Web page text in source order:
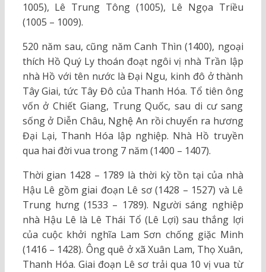
1005), Lê Trung Tông (1005), Lê Ngọa Triều
(1005 – 1009).
520 năm sau, cũng năm Canh Thìn (1400), ngoại
thích Hồ Quý Ly thoán đoạt ngôi vị nhà Trần lập
nhà Hồ với tên nước là Đại Ngu, kinh đô ở thành
Tây Giai, tức Tây Đô của Thanh Hóa. Tổ tiên ông
vốn ở Chiết Giang, Trung Quốc, sau di cư sang
sống ở Diễn Châu, Nghệ An rồi chuyển ra hương
Đại Lại, Thanh Hóa lập nghiệp. Nhà Hồ truyền
qua hai đời vua trong 7 năm (1400 – 1407).
Thời gian 1428 – 1789 là thời kỳ tồn tại của nhà
Hậu Lê gồm giai đoạn Lê sơ (1428 – 1527) và Lê
Trung hưng (1533 – 1789). Người sáng nghiệp
nhà Hậu Lê là Lê Thái Tổ (Lê Lợi) sau thắng lợi
của cuộc khởi nghĩa Lam Sơn chống giặc Minh
(1416 – 1428). Ông quê ở xã Xuân Lam, Thọ Xuân,
Thanh Hóa. Giai đoạn Lê sơ trải qua 10 vị vua từ